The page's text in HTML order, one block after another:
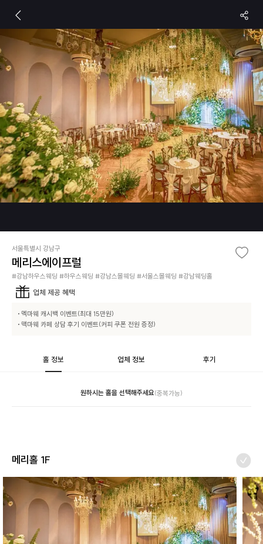
서울특별시 강남구
메리스에이프럴
#강남하우스웨딩 #하우스웨딩 #강남스몰웨딩 #서울스몰웨딩 #강남웨딩홀
업체 제공 혜택
• 멕마웨 캐시백 이벤트(최대 15만원)
• 맥마웨 카페 상담 후기 이벤트(커피 쿠폰 전원 증정)
홀 정보 업체 정보 후기
원하시는 홀을 선택해주세요(중복가능)
메리홀 1F